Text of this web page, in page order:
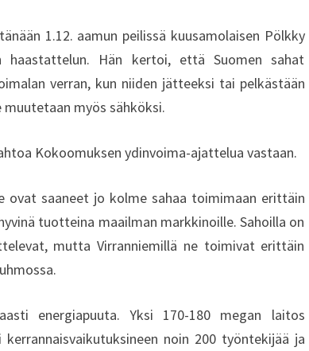
I
S
I
L
–
U
O
M
A
H
1.12. aamun peilissä kuusamolaisen Pölkky
haastattelun. Hän kertoi, että Suomen sahat
verran, kun niiden jätteeksi tai pelkästään
myös sähköksi.
Kokoomuksen ydinvoima-ajattelua vastaan.
ovat saaneet jo kolme sahaa toimimaan erittäin
tuotteina maailman markkinoille. Sahoilla on
mutta Virranniemillä ne toimivat erittäin
energiapuuta. Yksi 170-180 megan laitos
noin 200 työntekijää ja